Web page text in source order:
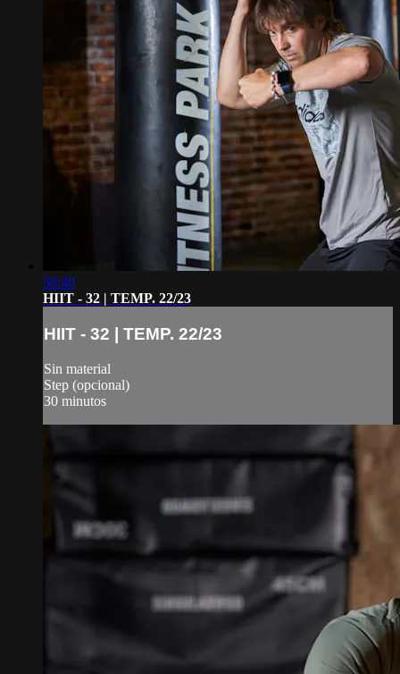
38:40
HIIT - 32 | TEMP. 22/23
HIIT - 32 | TEMP. 22/23
Sin material
Step (opcional)
30 minutos